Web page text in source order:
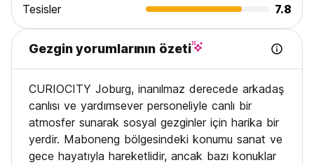
Tesisler
7.8
Gezgin yorumlarının özeti
CURIOCITY Joburg, inanılmaz derecede arkadaş
canlısı ve yardımsever personeliyle canlı bir
atmosfer sunarak sosyal gezginler için harika bir
yerdir. Maboneng bölgesindeki konumu sanat ve
gece hayatıyla hareketlidir, ancak bazı konuklar